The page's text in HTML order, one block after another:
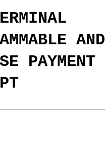
AND
PAYMENT